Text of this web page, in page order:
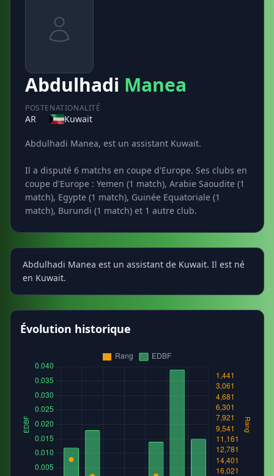
Abdulhadi Manea
POSTE
AR
NATIONALITÉ
Kuwait
Abdulhadi Manea, est un assistant Kuwait.
Il a disputé 6 matchs en coupe d'Europe. Ses clubs en
coupe d'Europe : Yemen (1 match), Arabie Saoudite (1
match), Egypte (1 match), Guinée Equatoriale (1
match), Burundi (1 match) et 1 autre club.
Abdulhadi Manea est un assistant de Kuwait. Il est né
en Kuwait.
Évolution historique